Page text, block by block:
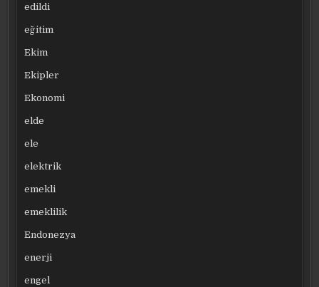
edildi
eğitim
Ekim
Ekipler
Ekonomi
elde
ele
elektrik
emekli
emeklilik
Endonezya
enerji
engel